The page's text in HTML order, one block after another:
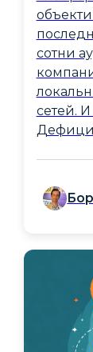
сотни
сетей.